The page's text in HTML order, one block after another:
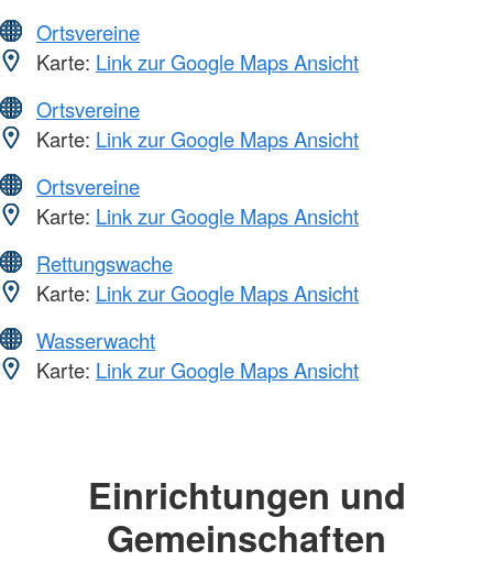
Ortsvereine
Karte: Link zur Google Maps Ansicht
Ortsvereine
Karte: Link zur Google Maps Ansicht
Ortsvereine
Karte: Link zur Google Maps Ansicht
Rettungswache
Karte: Link zur Google Maps Ansicht
Wasserwacht
Karte: Link zur Google Maps Ansicht
Einrichtungen und
Gemeinschaften